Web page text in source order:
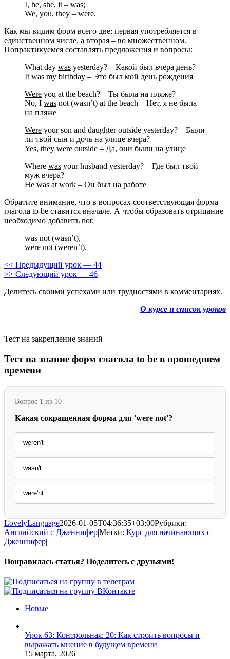
I, he, she, it – was;
We, you, they – were.
Как мы видим форм всего две: первая употребляется в
единственном числе, а вторая – во множественном.
Попрактикуемся составлять предложения и вопросы:
What day was yesterday? – Какой был вчера день?
It was my birthday – Это был мой день рождения
Were you at the beach? – Ты была на пляже?
No, I was not (wasn’t) at the beach – Нет, я не была
на пляже
Were your son and daughter outside yesterday? – Были
ли твой сын и дочь на улице вчера?
Yes, they were outside – Да, они были на улице
Where was your husband yesterday? – Где был твой
муж вчера?
He was at work – Он был на работе
Обратите внимание, что в вопросах соответствующая форма
глагола to be ставится вначале. А чтобы образовать отрицание
необходимо добавить not:
was not (wasn’t),
were not (weren’t).
<< Предыдущий урок — 44
>> Следующий урок — 46
Делитесь своими успехами или трудностями в комментариях.
О курсе и список уроков
Тест на закрепление знаний
Тест на знание форм глагола to be в прошедшем
времени
Вопрос 1 из 10
Какая сокращенная форма для 'were not'?
weren't
wasn't
were'nt
LovelyLanguage2026-01-05T04:36:35+03:00Рубрики:
Английский с Дженнифер|Метки: Курс для начинающих с
Дженнифер|
Понравилась статья? Поделитесь с друзьями!
Facebook
X
Pinterest
Vk
Новые
Урок 63: Контрольная: 20: Как строить вопросы и
выражать мнение в будущем времени
15 марта, 2026